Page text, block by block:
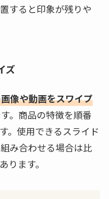
すると印象が残りや
ズ
像や動画をスワイプ
。商品の特徴を順番
。使用できるスライド
み合わせる場合は比
ります。